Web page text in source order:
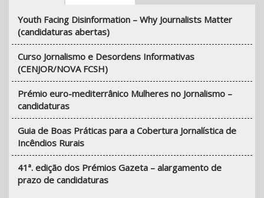
Youth Facing Disinformation – Why Journalists Matter
(candidaturas abertas)
Curso Jornalismo e Desordens Informativas
(CENJOR/NOVA FCSH)
Prémio euro-mediterrânico Mulheres no Jornalismo –
candidaturas
Guia de Boas Práticas para a Cobertura Jornalística de
Incêndios Rurais
41ª. edição dos Prémios Gazeta – alargamento de
prazo de candidaturas